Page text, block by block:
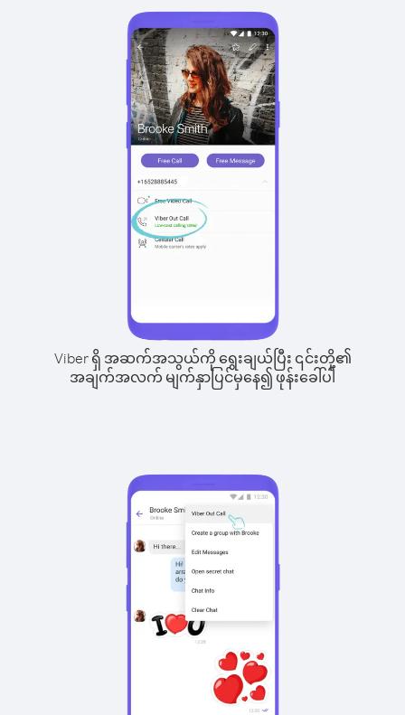
Viber ရှိ အဆက်အသွယ်ကို ရွေးချယ်ပြီး ၎င်းတို့၏
အချက်အလက် မျက်နှာပြင်မှနေ၍ ဖုန်းခေါ်ပါ